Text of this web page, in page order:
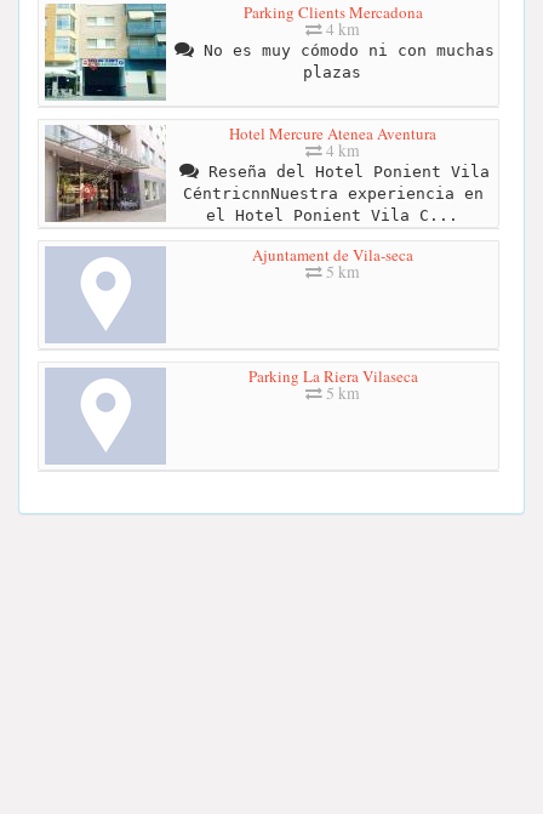
Parking Clients Mercadona
4 km
No es muy cómodo ni con muchas
plazas
Hotel Mercure Atenea Aventura
4 km
Reseña del Hotel Ponient Vila
CéntricnnNuestra experiencia en
el Hotel Ponient Vila C...
Ajuntament de Vila-seca
5 km
Parking La Riera Vilaseca
5 km